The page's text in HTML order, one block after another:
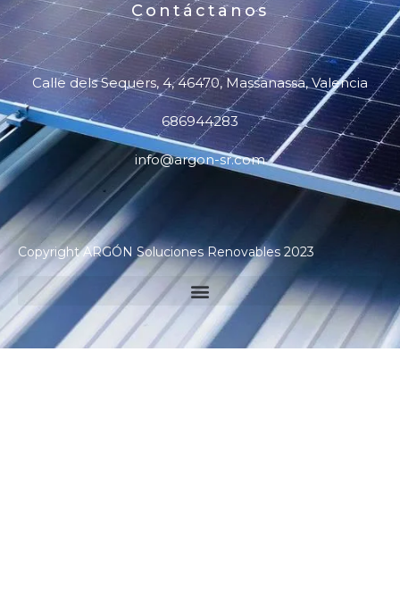
Contáctanos
Calle dels Sequers, 4, 46470, Massanassa, Valencia
686944283
info@argon-sr.com
Copyright ARGÓN Soluciones Renovables 2023